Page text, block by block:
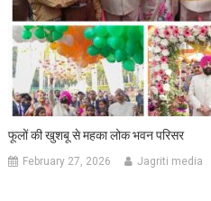
फूलों की खुशबू से महका लोक भवन परिसर
February 27, 2026 Jagriti media